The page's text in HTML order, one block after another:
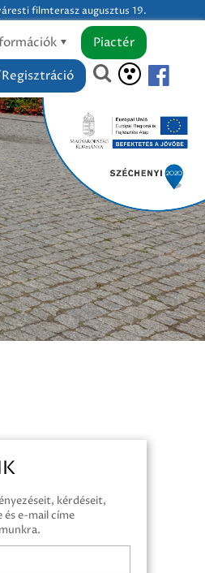
filmterasz augusztus 19.
Piactér
kérdéseit,
és e-mail címe